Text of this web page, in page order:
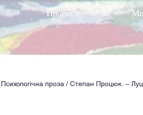
Проекти
Психологічна проза / Степан Процюк. –